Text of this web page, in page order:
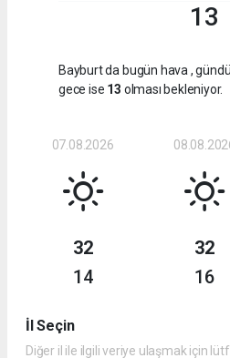
13
Bayburt da bugün hava ,
gece ise 13 olması bekleniyor.
07.08.2026
32
14
32
16
İl Seçin
Diğer il ile ilgili veriye ulaşmak için